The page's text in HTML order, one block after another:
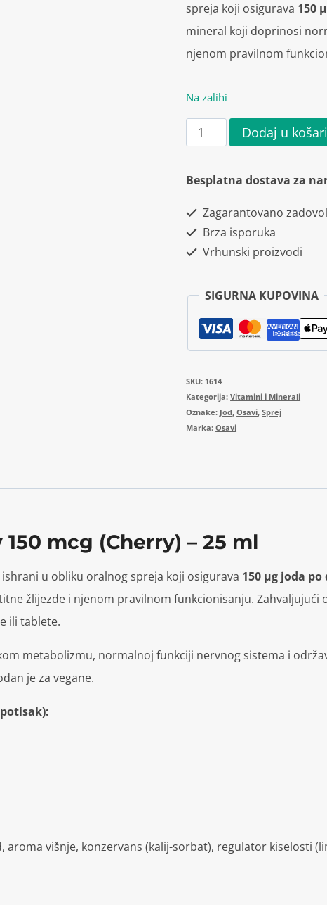
spreja koji osigurava 150
mineral koji doprinosi
njenom pravilnom
Na zalihi
Osavi
Iodine
Oral
150mcg
25ml
Dodaj u
Besplatna dostava za
Zagarantovano
Brza isporuka
Vrhunski proizvodi
SIGURNA KUPOVINA
SKU: 1614
Kategorija:Vitamini i Minerali
Oznake: Jod ,Osavi ,Sprej
Marka:Osavi
mcg (Cherry) – 25 ml
u obliku oralnog spreja koji osigurava 150 µg joda
žlijezde i njenom pravilnom funkcionisanju. Zahvaljujući
ili tablete.
metabolizmu, normalnoj funkciji nervnog sistema i
je za vegane.
višnje, konzervans (kalij-sorbat), regulator kiselosti